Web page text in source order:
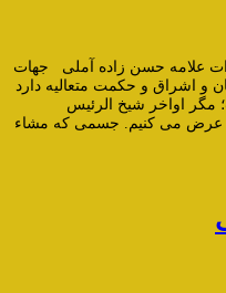
علامه حسن زاده آملی جهات
و اشراق و حکمت متعالیه دارد
مگر اواخر شیخ الرئیس
عرض می کنیم. جسمی که مشاء